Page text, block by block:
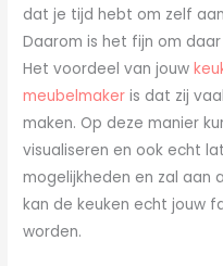
dat je tijd hebt om zelf
Daarom is het fijn om
Het voordeel van jouw
meubelmaker is dat zij
maken. Op deze manier
visualiseren en ook echt
mogelijkheden en zal aan
kan de keuken echt jouw
worden.